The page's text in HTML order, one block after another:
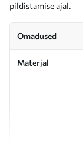
pildistamise ajal.
Omadused
Materjal